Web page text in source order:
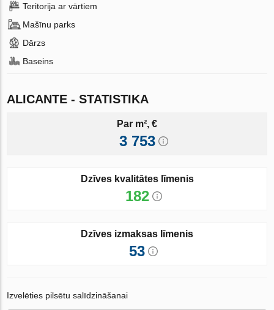
Teritorija ar vārtiem
Mašīnu parks
Dārzs
Baseins
ALICANTE - STATISTIKA
Par m², €
3 753
Dzīves kvalitātes līmenis
182
Dzīves izmaksas līmenis
53
Izvelēties pilsētu salīdzināšanai